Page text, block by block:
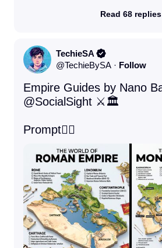
Read 68 replies
TechieSA
@TechieBySA · Follow
@SocialSight ⚔️🏛️
Prompt👇🏻